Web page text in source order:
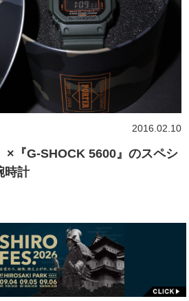
×『G-SHOCK 5600』のスペシ
時計
2016.02.10